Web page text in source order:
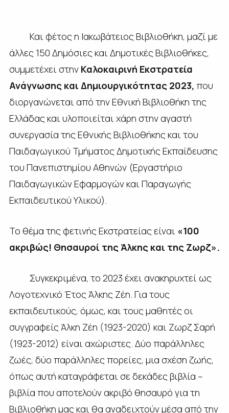
Και φέτος η Ιακωβάτειος Βιβλιοθήκη, μαζί με
άλλες 150 Δημόσιες και Δημοτικές Βιβλιοθήκες,
συμμετέχει στην Καλοκαιρινή Εκστρατεία
Ανάγνωσης και Δημιουργικότητας 2023, που
διοργανώνεται από την Εθνική Βιβλιοθήκη της
Ελλάδας και υλοποιείται χάρη στην αγαστή
συνεργασία της Εθνικής Βιβλιοθήκης και του
Παιδαγωγικού Τμήματος Δημοτικής Εκπαίδευσης
του Πανεπιστημίου Αθηνών (Εργαστήριο
Παιδαγωγικών Εφαρμογών και Παραγωγής
Εκπαιδευτικού Υλικού).
Το θέμα της φετινής Εκστρατείας είναι «100
ακριβώς! Θησαυροί της Άλκης και της Ζωρζ».
Συγκεκριμένα, το 2023 έχει ανακηρυχτεί ως
Λογοτεχνικό Έτος Άλκης Ζέη. Για τους
εκπαιδευτικούς, όμως, και τους μαθητές οι
συγγραφείς Άλκη Ζέη (1923-2020) και Ζωρζ Σαρή
(1923-2012) είναι αχώριστες. Δύο παράλληλες
ζωές, δύο παράλληλες πορείες, μια σχέση ζωής,
όπως αυτή καταγράφεται σε δεκάδες βιβλία –
βιβλία που αποτελούν ακριβό θησαυρό για τη
Βιβλιοθήκη μας και θα αναδειχτούν μέσα από την